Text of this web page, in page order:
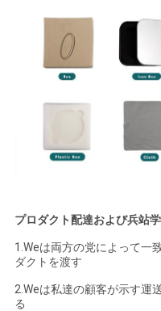
プロダクト配達および兵站
1.Weは両方の党によって一
ダクトを渡す
2.Weは私達の顧客が示す運
る